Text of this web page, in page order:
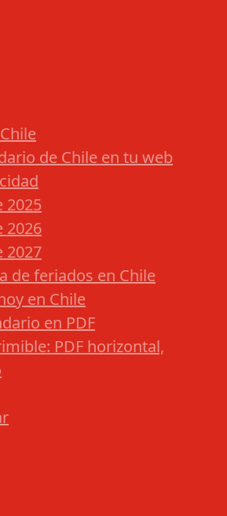
de Chile en tu web
2025
2026
2027
de feriados en Chile
en Chile
en PDF
PDF horizontal,